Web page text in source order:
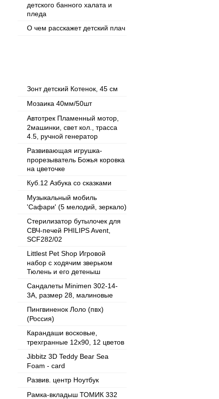
детского банного халата и
пледа
О чем расскажет детский плач
Зонт детский Котенок, 45 см
Мозаика 40мм/50шт
Автотрек Пламенный мотор,
2машинки, свет кол., трасса
4.5, ручной генератор
Развивающая игрушка-
прорезыватель Божья коровка
на цветочке
Куб.12 Азбука со сказками
Музыкальный мобиль
'Сафари' (5 мелодий, зеркало)
Стерилизатор бутылочек для
СВЧ-печей PHILIPS Avent,
SCF282/02
Littlest Pet Shop Игровой
набор с ходячим зверьком
Тюлень и его детеныш
Сандалеты Minimen 302-14-
3А, размер 28, малиновые
Пингвиненок Лоло (пвх)
(Россия)
Карандаши восковые,
трехгранные 12х90, 12 цветов
Jibbitz 3D Teddy Bear Sea
Foam - card
Развив. центр Ноутбук
Рамка-вкладыш ТОМИК 332